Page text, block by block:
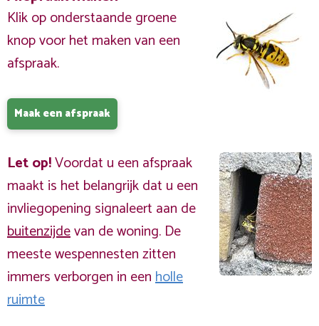
Klik op onderstaande groene
knop voor het maken van een
afspraak.
Maak een afspraak
Let op!Voordat u een afspraak
maakt is het belangrijk dat u een
invliegopening signaleert aan de
buitenzijdevan de woning. De
meeste wespennesten zitten
immers verborgen in eenholle
ruimte